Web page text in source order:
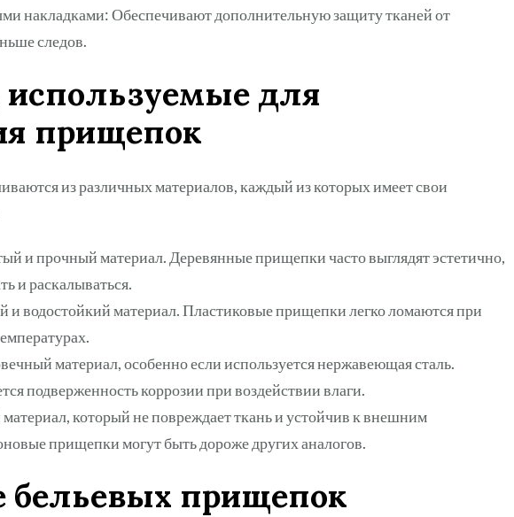
накладками: Обеспечивают дополнительную защиту тканей от
следов.
для
прищепок
из различных материалов, каждый из которых имеет свои
и прочный материал. Деревянные прищепки часто выглядят эстетично,
и раскалываться.
и водостойкий материал. Пластиковые прищепки легко ломаются при
материал, особенно если используется нержавеющая сталь.
подверженность коррозии при воздействии влаги.
который не повреждает ткань и устойчив к внешним
прищепки могут быть дороже других аналогов.
бельевых прищепок